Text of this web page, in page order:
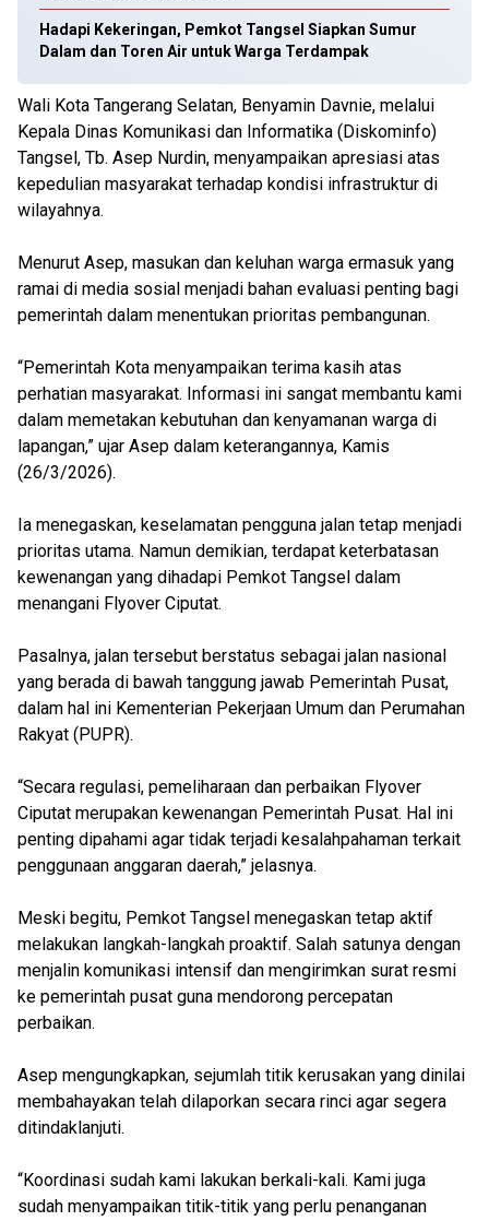
Hadapi Kekeringan, Pemkot Tangsel Siapkan Sumur
Dalam dan Toren Air untuk Warga Terdampak
Wali Kota Tangerang Selatan, Benyamin Davnie, melalui
Kepala Dinas Komunikasi dan Informatika (Diskominfo)
Tangsel, Tb. Asep Nurdin, menyampaikan apresiasi atas
kepedulian masyarakat terhadap kondisi infrastruktur di
wilayahnya.
Menurut Asep, masukan dan keluhan warga ermasuk yang
ramai di media sosial menjadi bahan evaluasi penting bagi
pemerintah dalam menentukan prioritas pembangunan.
“Pemerintah Kota menyampaikan terima kasih atas
perhatian masyarakat. Informasi ini sangat membantu kami
dalam memetakan kebutuhan dan kenyamanan warga di
lapangan,” ujar Asep dalam keterangannya, Kamis
(26/3/2026).
Ia menegaskan, keselamatan pengguna jalan tetap menjadi
prioritas utama. Namun demikian, terdapat keterbatasan
kewenangan yang dihadapi Pemkot Tangsel dalam
menangani Flyover Ciputat.
Pasalnya, jalan tersebut berstatus sebagai jalan nasional
yang berada di bawah tanggung jawab Pemerintah Pusat,
dalam hal ini Kementerian Pekerjaan Umum dan Perumahan
Rakyat (PUPR).
“Secara regulasi, pemeliharaan dan perbaikan Flyover
Ciputat merupakan kewenangan Pemerintah Pusat. Hal ini
penting dipahami agar tidak terjadi kesalahpahaman terkait
penggunaan anggaran daerah,” jelasnya.
Meski begitu, Pemkot Tangsel menegaskan tetap aktif
melakukan langkah-langkah proaktif. Salah satunya dengan
menjalin komunikasi intensif dan mengirimkan surat resmi
ke pemerintah pusat guna mendorong percepatan
perbaikan.
Asep mengungkapkan, sejumlah titik kerusakan yang dinilai
membahayakan telah dilaporkan secara rinci agar segera
ditindaklanjuti.
“Koordinasi sudah kami lakukan berkali-kali. Kami juga
sudah menyampaikan titik-titik yang perlu penanganan